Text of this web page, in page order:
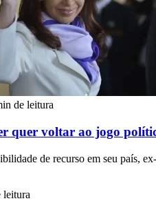
de leitura
quer voltar ao jogo
de recurso em seu país,
leitura